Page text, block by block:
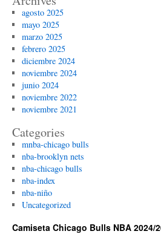
agosto 2025
mayo 2025
marzo 2025
febrero 2025
diciembre 2024
noviembre 2024
junio 2024
noviembre 2022
noviembre 2021
Categories
mnba-chicago bulls
nba-brooklyn nets
nba-chicago bulls
nba-index
nba-niño
Uncategorized
Camiseta Chicago Bulls NBA 2024/